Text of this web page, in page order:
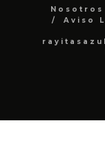
Nosotros
Aviso